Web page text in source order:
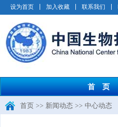
设为首页 加入收藏 联系我们
首 页
首页 >> 新闻动态 >> 中心动态